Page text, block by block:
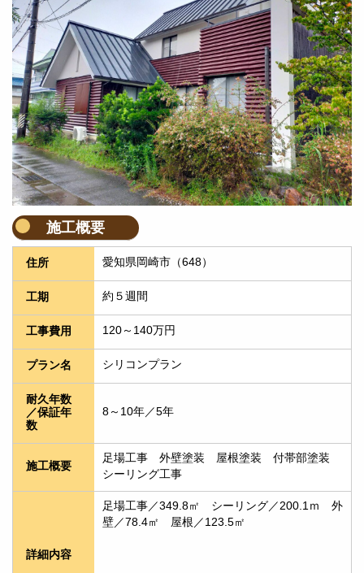
施工概要
住所 愛知県岡崎市（648）
工期 約５週間
工事費用 120～140万円
プラン名 シリコンプラン
耐久年数
／保証年
数
8～10年／5年
施工概要
足場工事　外壁塗装　屋根塗装　付帯部塗装
シーリング工事
詳細内容
足場工事／349.8㎡　シーリング／200.1ｍ　外
壁／78.4㎡　屋根／123.5㎡